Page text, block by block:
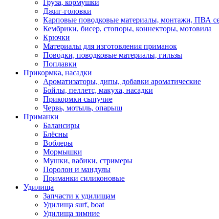
Груза, кормушки
Джиг-головки
Карповые поводковые материалы, монтажи, ПВА
Кембрики, бисер, стопоры, коннекторы, мотовила
Крючки
Материалы для изготовления приманок
Поводки, поводковые материалы, гильзы
Поплавки
Прикормка, насадки
Ароматизаторы, дипы, добавки ароматические
Бойлы, пеллетс, макуха, насадки
Прикормки сыпучие
Червь, мотыль, опарыш
Приманки
Балансиры
Блёсны
Воблеры
Мормышки
Мушки, вабики, стримеры
Поролон и мандулы
Приманки силиконовые
Удилища
Запчасти к удилищам
Удилища surf, boat
Удилища зимние